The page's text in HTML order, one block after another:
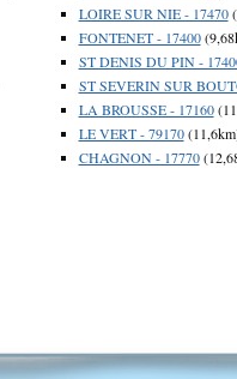
LOIRE SUR NIE - 17470
FONTENET - 17400
ST DENIS DU PIN -
ST SEVERIN SUR
LA BROUSSE - 17160
LE VERT - 79170
CHAGNON - 17770